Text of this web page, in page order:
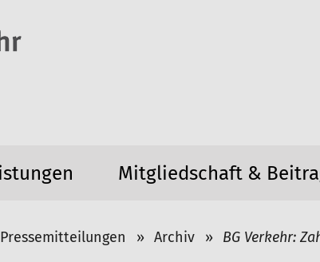
Mitgliedschaft &
Pressemitteilungen Archiv BG Verkehr: